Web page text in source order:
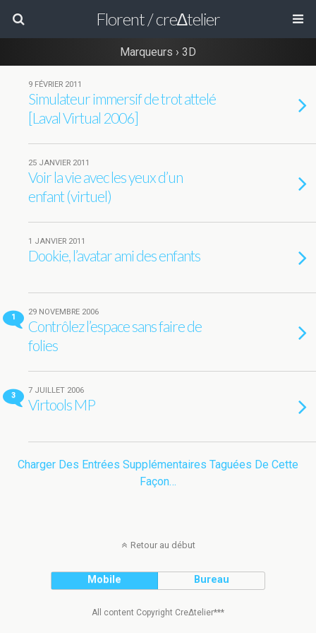
Florent / cre∆telier
Marqueurs › 3D
9 FÉVRIER 2011
Simulateur immersif de trot attelé
[Laval Virtual 2006]
25 JANVIER 2011
Voir la vie avec les yeux d’un
enfant (virtuel)
1 JANVIER 2011
Dookie, l’avatar ami des enfants
1
29 NOVEMBRE 2006
Contrôlez l’espace sans faire de
folies
3
7 JUILLET 2006
Virtools MP
Charger Des Entrées Supplémentaires Taguées De Cette
Façon…
Retour au début
Mobile Bureau
All content Copyright Cre∆telier***